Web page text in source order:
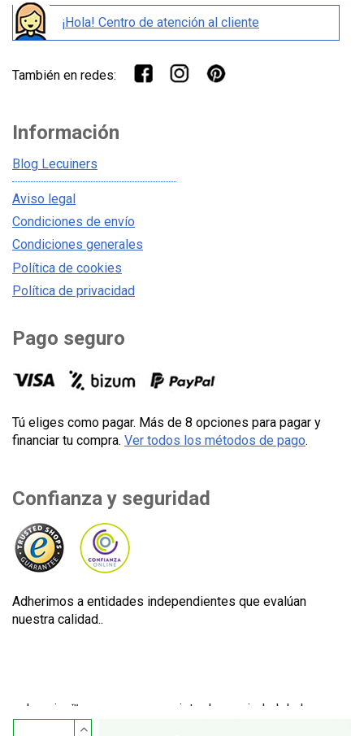
¡Hola! Centro de atención al cliente
También en redes:
Información
Blog Lecuiners
Aviso legal
Condiciones de envío
Condiciones generales
Política de cookies
Política de privacidad
Pago seguro
Tú eliges como pagar. Más de 8 opciones para pagar y
financiar tu compra. Ver todos los métodos de pago.
Confianza y seguridad
Adherimos a entidades independientes que evalúan
nuestra calidad..
Lecuine™ es una marca registrada propiedad de Lecom
Projects S.L. © Copyright © 2012-2026. España. Todos los